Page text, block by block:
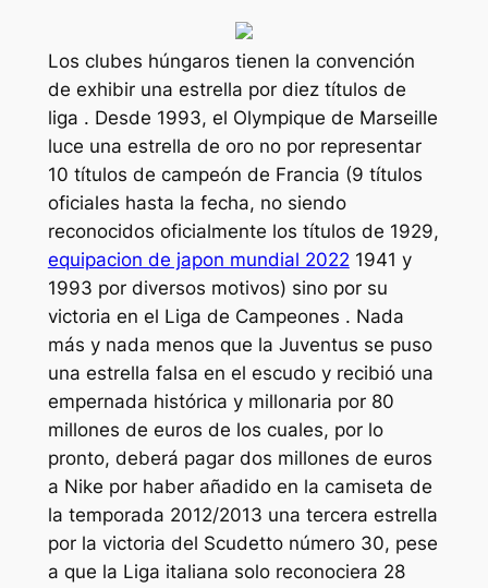
Los clubes húngaros tienen la convención
de exhibir una estrella por diez títulos de
liga . Desde 1993, el Olympique de Marseille
luce una estrella de oro no por representar
10 títulos de campeón de Francia (9 títulos
oficiales hasta la fecha, no siendo
reconocidos oficialmente los títulos de 1929,
equipacion de japon mundial 2022 1941 y
1993 por diversos motivos) sino por su
victoria en el Liga de Campeones . Nada
más y nada menos que la Juventus se puso
una estrella falsa en el escudo y recibió una
empernada histórica y millonaria por 80
millones de euros de los cuales, por lo
pronto, deberá pagar dos millones de euros
a Nike por haber añadido en la camiseta de
la temporada 2012/2013 una tercera estrella
por la victoria del Scudetto número 30, pese
a que la Liga italiana solo reconociera 28